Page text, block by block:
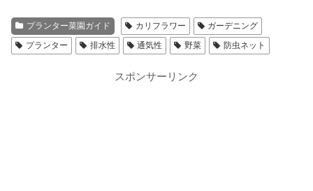
プランター菜園ガイド カリフラワー
ガーデニング
プランター
排水性 通気性 野菜 防虫ネット
スポンサーリンク